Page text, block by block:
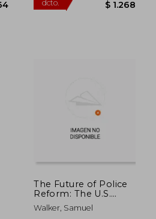
The Future of Police
Reform: The U.S.
Justice Department
and the Promise of
Walker, Samuel